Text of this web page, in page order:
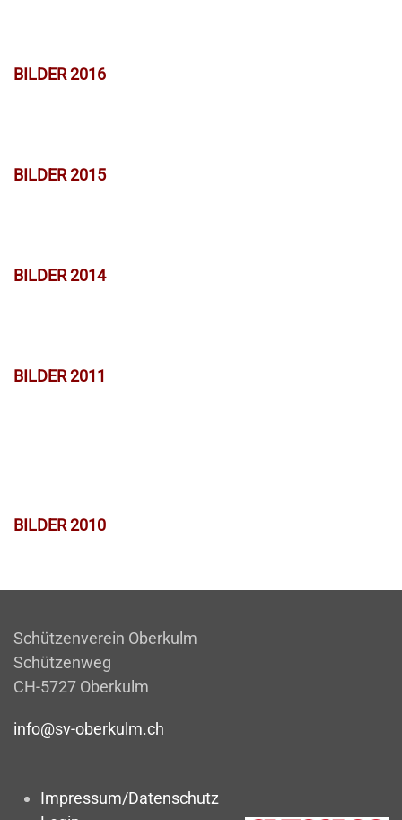
BILDER 2016
BILDER 2015
BILDER 2014
BILDER 2011
BILDER 2010
Schützenverein Oberkulm
Schützenweg
CH-5727 Oberkulm
info@sv-oberkulm.ch
Impressum/Datenschutz